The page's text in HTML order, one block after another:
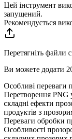
Цей інструмент
запущений.
Рекомендується
Перетягніть файли
Ви можете додати
Особливі переваги
Перетворення PNG
складні ефекти
продуктів з
Переваги обробки
Особливості